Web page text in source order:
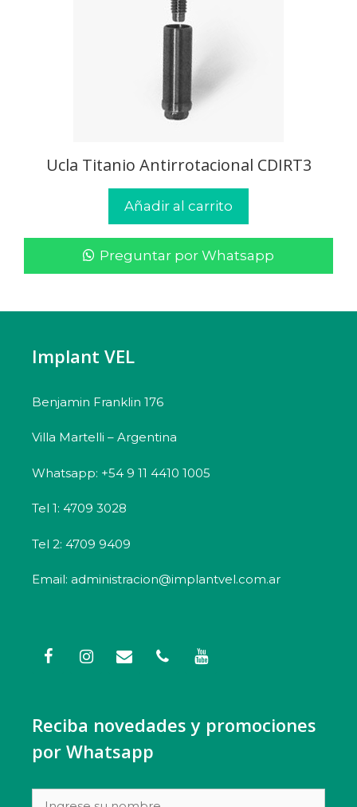
Ucla Titanio Antirrotacional CDIRT3
Añadir al carrito
Preguntar por Whatsapp
Implant VEL
Benjamin Franklin 176
Villa Martelli – Argentina
Whatsapp: +54 9 11 4410 1005
Tel 1: 4709 3028
Tel 2: 4709 9409
Email: administracion@implantvel.com.ar
Reciba novedades y promociones
por Whatsapp